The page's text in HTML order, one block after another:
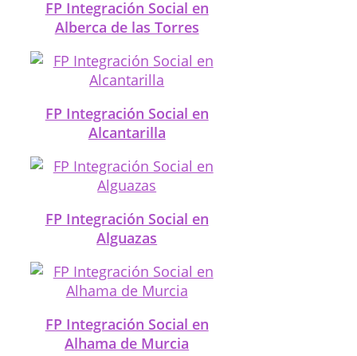
FP Integración Social en
Alberca de las Torres
FP Integración Social en
Alcantarilla
FP Integración Social en
Alguazas
FP Integración Social en
Alhama de Murcia